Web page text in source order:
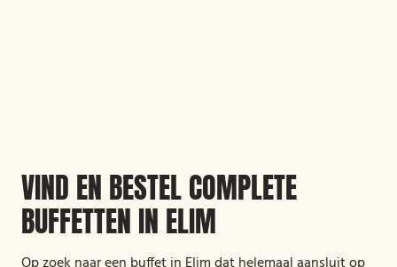
VIND EN BESTEL COMPLETE
BUFFETTEN IN ELIM